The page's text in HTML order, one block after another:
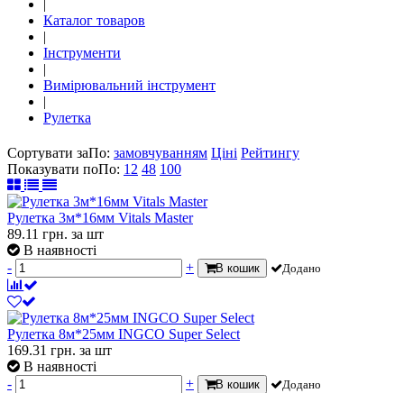
Каталог товаров
|
Інструменти
|
Вимірювальний інструмент
|
Рулетка
Сортувати заПо: замовчуванням Ціні Рейтингу
Показувати поПо: 12 48 100
Рулетка 3м*16мм Vitals Master
89.11 грн. за шт
В наявності
-
+ В кошик Додано
Рулетка 8м*25мм INGCO Super Select
169.31 грн. за шт
В наявності
-
+ В кошик Додано